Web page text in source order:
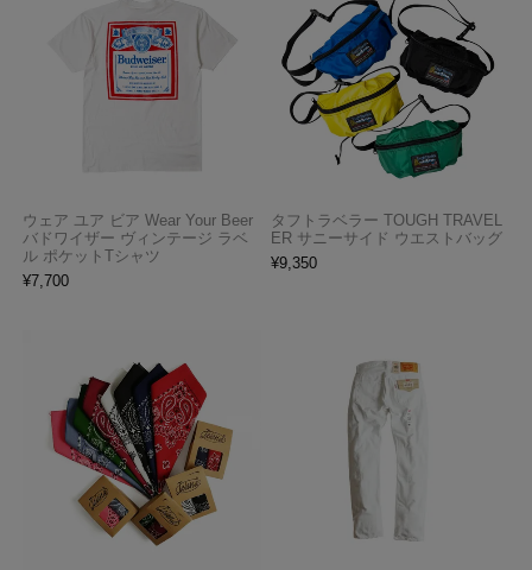
ウェア ユア ビア Wear Your Beer
バドワイザー ヴィンテージ ラベ
ル ポケットTシャツ
¥7,700
タフトラベラー TOUGH TRAVEL
ER サニーサイド ウエストバッグ
¥9,350